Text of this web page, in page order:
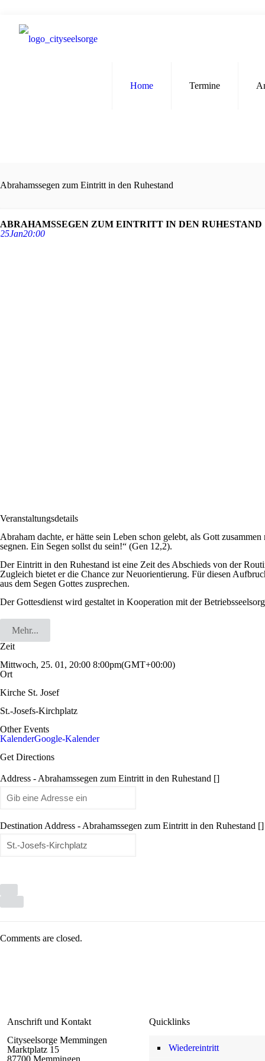
Home Termine
Abrahamssegen zum Eintritt in den Ruhestand
ABRAHAMSSEGEN ZUM EINTRITT IN DEN RUHESTAND
25Jan20:00
Veranstaltungsdetails
Abraham dachte, er hätte sein Leben schon gelebt, als Gott
segnen. Ein Segen sollst du sein!“ (Gen 12,2).
Der Eintritt in den Ruhestand ist eine Zeit des Abschieds von der
Zugleich bietet er die Chance zur Neuorientierung. Für diesen
aus dem Segen Gottes zusprechen.
Der Gottesdienst wird gestaltet in Kooperation mit der
Mehr...
Zeit
Mittwoch, 25. 01, 20:00 8:00pm(GMT+00:00)
Ort
Kirche St. Josef
St.-Josefs-Kirchplatz
Other Events
KalenderGoogle-Kalender
Get Directions
Address - Abrahamssegen zum Eintritt in den Ruhestand []
Destination Address - Abrahamssegen zum Eintritt in den Ruhestand []
Comments are closed.
Anschrift und Kontakt
Cityseelsorge Memmingen
Marktplatz 15
87700 Memmingen
Quicklinks
Wiedereintritt